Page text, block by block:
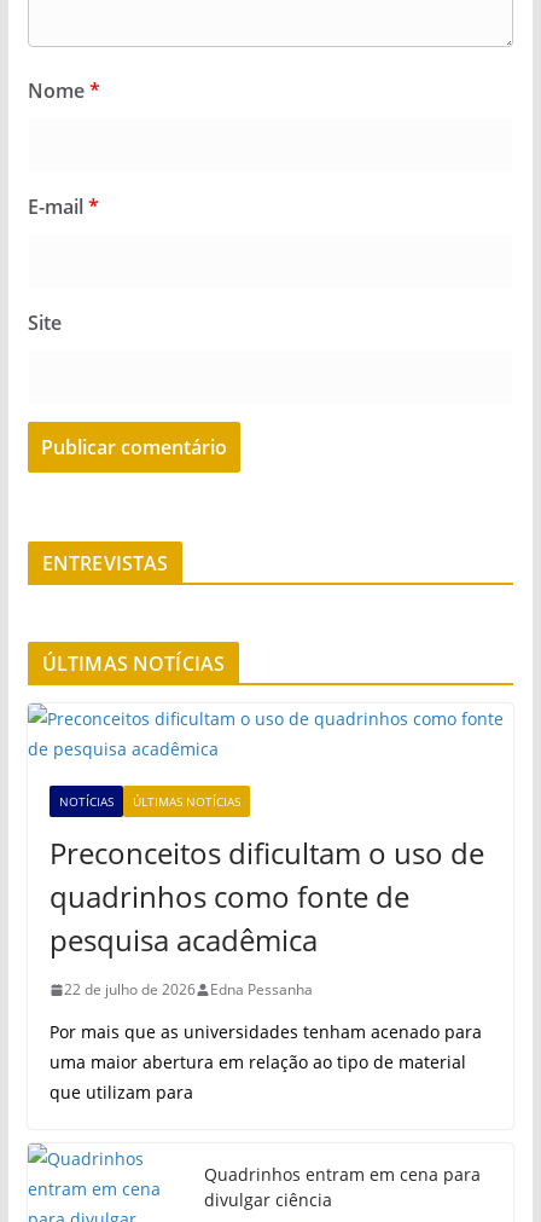
Nome*
E-mail*
Site
ENTREVISTAS
ÚLTIMAS NOTÍCIAS
NOTÍCIAS ÚLTIMAS NOTÍCIAS
Preconceitos dificultam o uso de
quadrinhos como fonte de
pesquisa acadêmica
22 de julho de 2026 Edna Pessanha
Por mais que as universidades tenham acenado para
uma maior abertura em relação ao tipo de material
que utilizam para
Quadrinhos entram em cena para
divulgar ciência